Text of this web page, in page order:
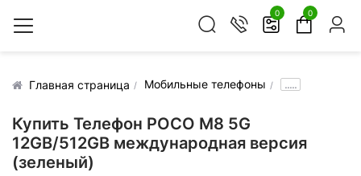
0 0
Главная страница Мобильные телефоны .....
Купить Телефон POCO M8 5G
12GB/512GB международная версия
(зеленый)